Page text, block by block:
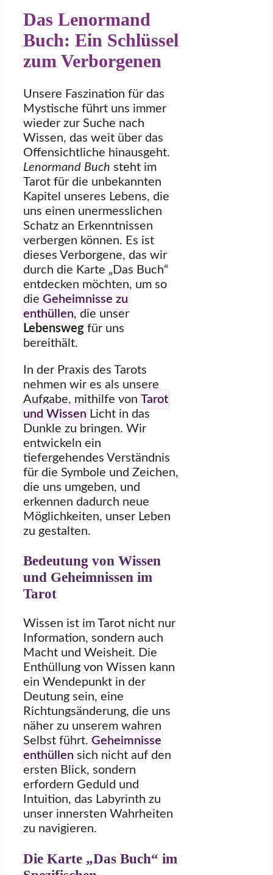
Das Lenormand
Buch: Ein Schlüssel
zum Verborgenen
Unsere Faszination für das
Mystische führt uns immer
wieder zur Suche nach
Wissen, das weit über das
Offensichtliche hinausgeht.
Lenormand Buch steht im
Tarot für die unbekannten
Kapitel unseres Lebens, die
uns einen unermesslichen
Schatz an Erkenntnissen
verbergen können. Es ist
dieses Verborgene, das wir
durch die Karte „Das Buch“
entdecken möchten, um so
die Geheimnisse zu
enthüllen, die unser
Lebensweg für uns
bereithält.
In der Praxis des Tarots
nehmen wir es als unsere
Aufgabe, mithilfe von Tarot
und Wissen Licht in das
Dunkle zu bringen. Wir
entwickeln ein
tiefergehendes Verständnis
für die Symbole und Zeichen,
die uns umgeben, und
erkennen dadurch neue
Möglichkeiten, unser Leben
zu gestalten.
Bedeutung von Wissen
und Geheimnissen im
Tarot
Wissen ist im Tarot nicht nur
Information, sondern auch
Macht und Weisheit. Die
Enthüllung von Wissen kann
ein Wendepunkt in der
Deutung sein, eine
Richtungsänderung, die uns
näher zu unserem wahren
Selbst führt. Geheimnisse
enthüllen sich nicht auf den
ersten Blick, sondern
erfordern Geduld und
Intuition, das Labyrinth zu
unser innersten Wahrheiten
zu navigieren.
Die Karte „Das Buch“ im